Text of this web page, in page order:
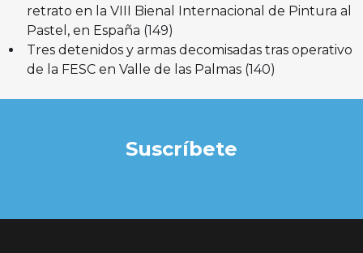
retrato en la VIII Bienal Internacional de Pintura al
Pastel, en España (149)
Tres detenidos y armas decomisadas tras operativo
de la FESC en Valle de las Palmas (140)
Suscríbete